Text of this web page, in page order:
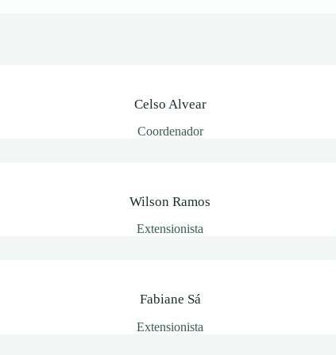
Celso Alvear
Coordenador
Wilson Ramos
Extensionista
Fabiane Sá
Extensionista